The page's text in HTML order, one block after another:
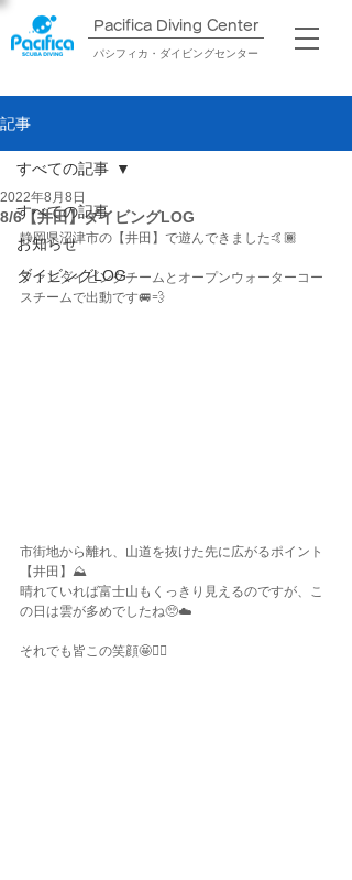
Pacifica Diving Center​
パシフィカ・ダイビングセンター
記事
すべての記事
お知らせ
ダイビングLOG
すべての記事
8/6【井田】ダイビングLOG
2022年8月8日
静岡県沼津市の【井田】で遊んできました🤙🏾
ファンダイビングチームとオープンウォーターコー
スチームで出動です🚐💨
市街地から離れ、山道を抜けた先に広がるポイント
【井田】⛰
晴れていれば富士山もくっきり見えるのですが、こ
の日は雲が多めでしたね🥺☁️
それでも皆この笑顔🤩✌🏾